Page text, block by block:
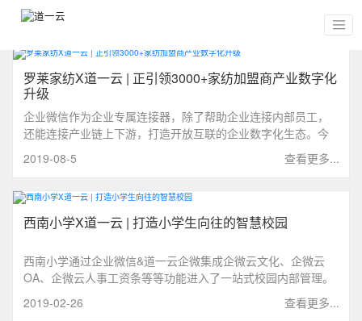
罗莱家纺X道一云 | 正引领3000+家纺加盟商产业数字化
升级
企业微信作为企业专属连接器，除了帮助企业连接内部员工，
还能连接产业链上下游，打造开放互联的企业数字化生态。今
天，道一云就为大家邀请到了罗莱生活的张总，为大家分享他
是如何通过企业微信实现高效的内部沟通以及加盟商的统一管
查看更多...
2019-08-5
西南小学X道一云 | 打造小学生向往的智慧校园
西南小学通过企业微信&道一云企微集成企微云文化、企微云
OA、企微云人事工资条等等功能进入了一站式校园内部管理。
为学校的教学、管理和生活提供了更加便利的条件，摆脱空间
的束缚，不再局限于办公室或固定地点的管理和生活。
查看更多...
2019-02-26